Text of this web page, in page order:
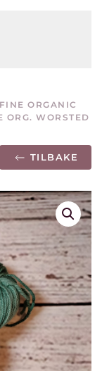
FINE ORGANIC
ORG. WORSTED
TILBAKE